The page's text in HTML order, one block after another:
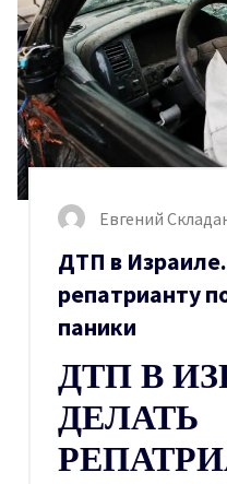
Евгений
ДТП в
репатрианту
паники
ДТП В
ДЕЛАТЬ